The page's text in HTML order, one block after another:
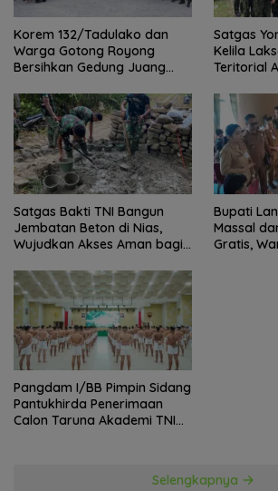
Korem 132/Tadulako dan
Warga Gotong Royong
Bersihkan Gedung Juang
Satgas
Kelila
Teritorial
Lurah
Satgas Bakti TNI Bangun
Jembatan Beton di Nias,
Wujudkan Akses Aman bagi
Bupati
Massal
Gratis,
Pangdam I/BB Pimpin Sidang
Pantukhirda Penerimaan
Calon Taruna Akademi TNI
Selengkapnya